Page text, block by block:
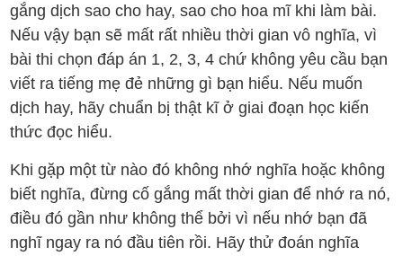
gắng dịch sao cho hay, sao cho hoa mĩ khi làm bài.
Nếu vậy bạn sẽ mất rất nhiều thời gian vô nghĩa, vì
bài thi chọn đáp án 1, 2, 3, 4 chứ không yêu cầu bạn
viết ra tiếng mẹ đẻ những gì bạn hiểu. Nếu muốn
dịch hay, hãy chuẩn bị thật kĩ ở giai đoạn học kiến
thức đọc hiểu.
Khi gặp một từ nào đó không nhớ nghĩa hoặc không
biết nghĩa, đừng cố gắng mất thời gian để nhớ ra nó,
điều đó gần như không thể bởi vì nếu nhớ bạn đã
nghĩ ngay ra nó đầu tiên rồi. Hãy thử đoán nghĩa